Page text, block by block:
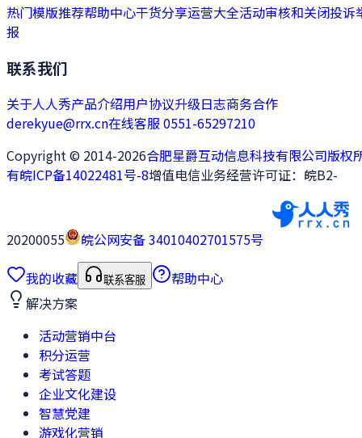
热门模版推荐帮助中心干货分享运营大全活动审核和关闭投诉
报
联系我们
关于人人秀产品介绍用户协议升级日志商务合作
derekyue@rrx.cn在线客服 0551-65297210
Copyright © 2014-2026合肥星爵互动信息科技有限公司版权
有皖ICP备14022481号-8增值电信业务经营许可证：皖B2-
20200055
皖公网安备 34010402701575号
我的收藏
联系客服
帮助中心
解决方案
活动营销中台
积分运营
考试答题
企业文化建设
智慧党建
游戏化营销